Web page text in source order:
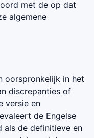
met de op dat
algemene
oorspronkelijk in het
discrepanties of
versie en
de Engelse
als de definitieve en